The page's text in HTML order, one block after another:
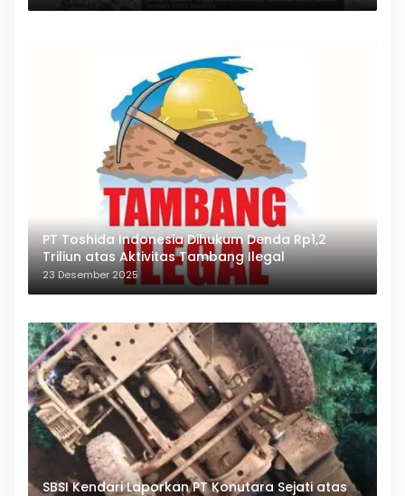
PT Toshida Indonesia Dihukum Denda Rp1,2
Triliun atas Aktivitas Tambang Ilegal
23 Desember 2025
SBSI Kendari Laporkan PT Konutara Sejati atas